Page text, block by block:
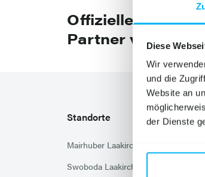
Diese
Wir
und die
Website an
der Dienste
Offizieller
Partner von
Standorte
Mairhuber Laakirchen
Swoboda Laakirchen